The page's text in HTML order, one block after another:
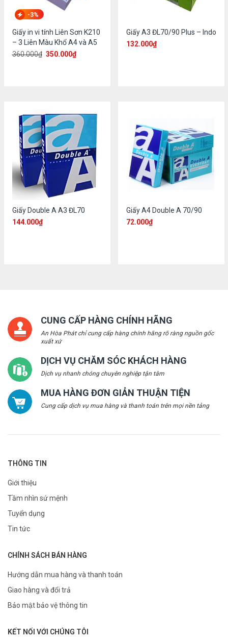
-3%
Giấy in vi tính Liên Sơn K210
– 3 Liên Màu Khổ A4 và A5
360.000₫ 350.000₫
Giấy A3 ĐL70/90 Plus – Indo
132.000₫
Giấy Double A A3 ĐL70
144.000₫
Giấy A4 Double A 70/90
72.000₫
CUNG CẤP HÀNG CHÍNH HÃNG
An Hòa Phát chỉ cung cấp hàng chính hãng rõ ràng nguồn gốc
xuất xứ
DỊCH VỤ CHĂM SÓC KHÁCH HÀNG
Dịch vụ nhanh chóng chuyên nghiệp tận tâm
MUA HÀNG ĐƠN GIẢN THUẬN TIỆN
Cung cấp dịch vụ mua hàng và thanh toán trên mọi nền tảng
THÔNG TIN
Giới thiệu
Tầm nhìn sứ mệnh
Tuyển dụng
Tin tức
CHÍNH SÁCH BÁN HÀNG
Hướng dẫn mua hàng và thanh toán
Giao hàng và đổi trả
Bảo mật bảo vệ thông tin
KẾT NỐI VỚI CHÚNG TÔI